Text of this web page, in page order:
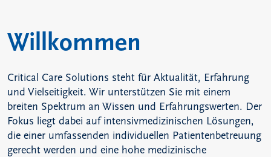
Willkommen
Critical Care Solutions steht für Aktualität, Erfahrung
und Vielseitigkeit. Wir unterstützen Sie mit einem
breiten Spektrum an Wissen und Erfahrungswerten. Der
Fokus liegt dabei auf intensivmedizinischen Lösungen,
die einer umfassenden individuellen Patientenbetreuung
gerecht werden und eine hohe medizinische